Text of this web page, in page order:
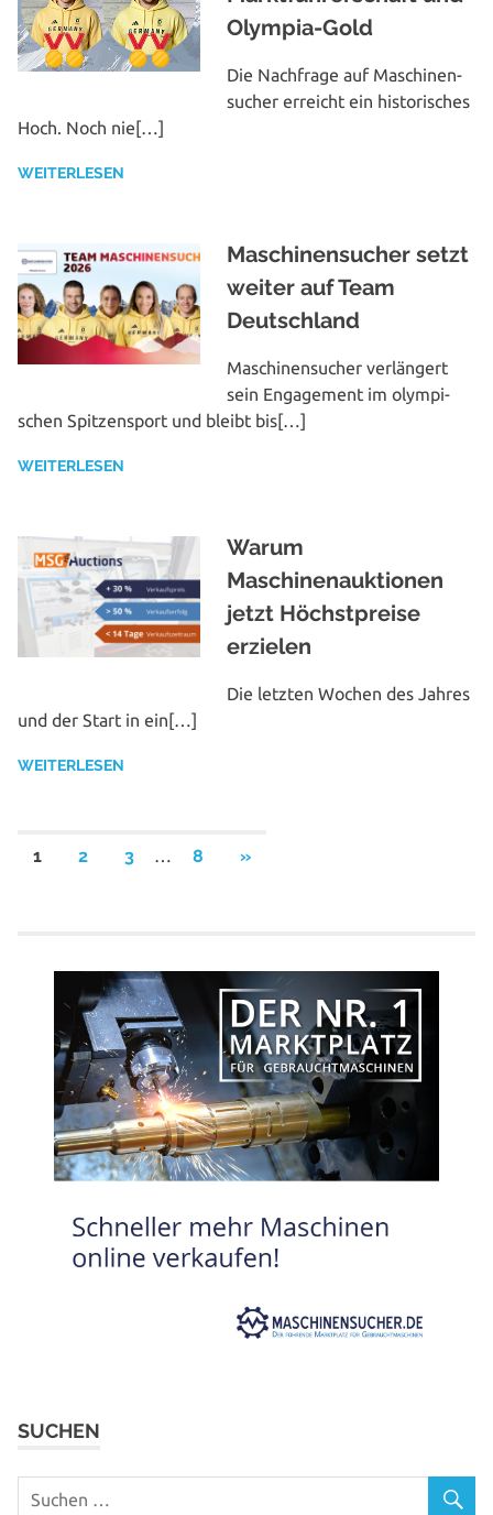
Olympia-Gold
Die Nachfrage auf Maschinen­
sucher erreicht ein his­to­ri­sches
Hoch. Noch nie[…]
WEITERLESEN
Maschinensucher setzt
weiter auf Team
Deutschland
Maschinen­sucher ver­län­gert
sein Enga­ge­ment im olym­pi­
schen Spit­zen­sport und bleibt bis[…]
WEITERLESEN
Warum
Maschinenauktionen
jetzt Höchstpreise
erzielen
Die letzten Wochen des Jahres
und der Start in ein[…]
WEITERLESEN
1 2 3 … 8
NÄCHSTE
»
SUCHEN